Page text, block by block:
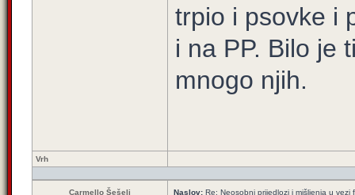
trpio i psovke i
i na PP. Bilo je
mnogo njih.
Vrh
Carmello Šešelj Naslov: Re: Neosobni prijedlozi i mišljenja u vezi